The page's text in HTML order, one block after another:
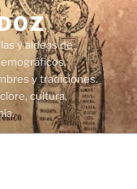
y aldeas de
y tradiciones.
cultura,